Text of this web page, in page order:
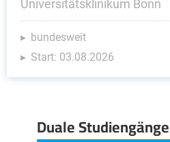
Universitätsklinikum Bonn
bundesweit
Start: 03.08.2026
Duale